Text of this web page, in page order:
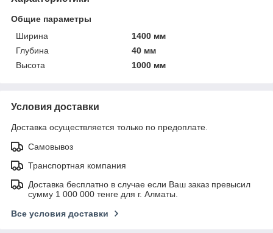
Общие параметры
Ширина
1400 мм
Глубина
40 мм
Высота
1000 мм
Условия доставки
Доставка осуществляется только по предоплате.
Самовывоз
Транспортная компания
Доставка бесплатно в случае если Ваш заказ превысил
сумму 1 000 000 тенге для г. Алматы.
Все условия доставки